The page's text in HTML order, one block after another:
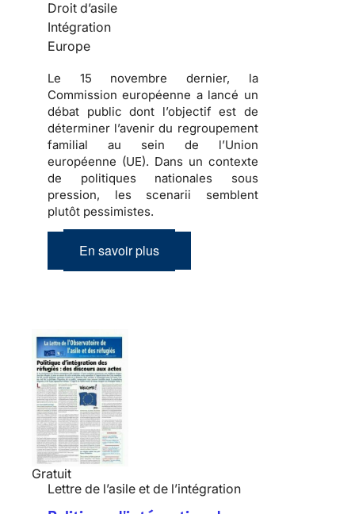
Droit d’asile
Intégration
Europe
Le 15 novembre dernier, la
Commission européenne a lancé un
débat public dont l’objectif est de
déterminer l’avenir du regroupement
familial au sein de l’Union
européenne (UE). Dans un contexte
de politiques nationales sous
pression, les scenarii semblent
plutôt pessimistes.
En savoir plus
Gratuit
Lettre de l’asile et de l’intégration